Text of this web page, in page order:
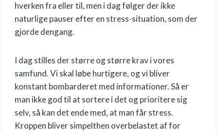
hverken fra eller til, men i dag følger der ikke
naturlige pauser efter en stress-situation, som der
gjorde dengang.
I dag stilles der større og større krav i vores
samfund. Vi skal løbe hurtigere, og vi bliver
konstant bombarderet med informationer. Så er
man ikke god til at sortere i det og prioritere sig
selv, så kan det ende med, at man får stress.
Kroppen bliver simpelthen overbelastet af for